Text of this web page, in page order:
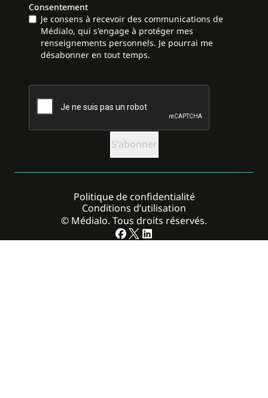
Consentement
Je consens à recevoir des communications de
Médialo, qui s'engage à protéger mes
renseignements personnels. Je pourrai me
désabonner en tout temps.
CAPTCHA
© Médialo. Tous droits réservés.
Politique de confidentialité
Conditions d’utilisation